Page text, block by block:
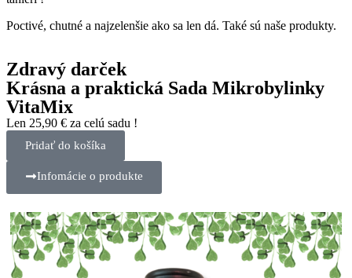
Poctivé, chutné a najzelenšie ako sa len dá. Také sú naše produkty.
Zdravý darček
Krásna a praktická Sada Mikrobylinky
VitaMix
Len 25,90 € za celú sadu !
Pridať do košíka
Infomácie o produkte